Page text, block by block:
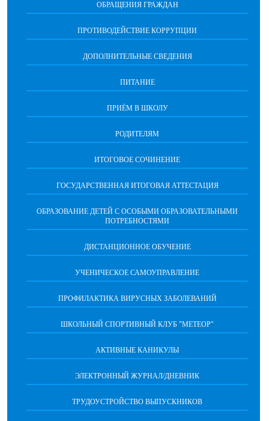
ОБРАЩЕНИЯ ГРАЖДАН
ПРОТИВОДЕЙСТВИЕ КОРРУПЦИИ
ДОПОЛНИТЕЛЬНЫЕ СВЕДЕНИЯ
ПИТАНИЕ
ПРИЁМ В ШКОЛУ
РОДИТЕЛЯМ
ИТОГОВОЕ СОЧИНЕНИЕ
ГОСУДАРСТВЕННАЯ ИТОГОВАЯ АТТЕСТАЦИЯ
ОБРАЗОВАНИЕ ДЕТЕЙ С ОСОБЫМИ ОБРАЗОВАТЕЛЬНЫМИ
ПОТРЕБНОСТЯМИ
ДИСТАНЦИОННОЕ ОБУЧЕНИЕ
УЧЕНИЧЕСКОЕ САМОУПРАВЛЕНИЕ
ПРОФИЛАКТИКА ВИРУСНЫХ ЗАБОЛЕВАНИЙ
ШКОЛЬНЫЙ СПОРТИВНЫЙ КЛУБ "МЕТЕОР"
АКТИВНЫЕ КАНИКУЛЫ
ЭЛЕКТРОННЫЙ ЖУРНАЛ/ДНЕВНИК
ТРУДОУСТРОЙСТВО ВЫПУСКНИКОВ